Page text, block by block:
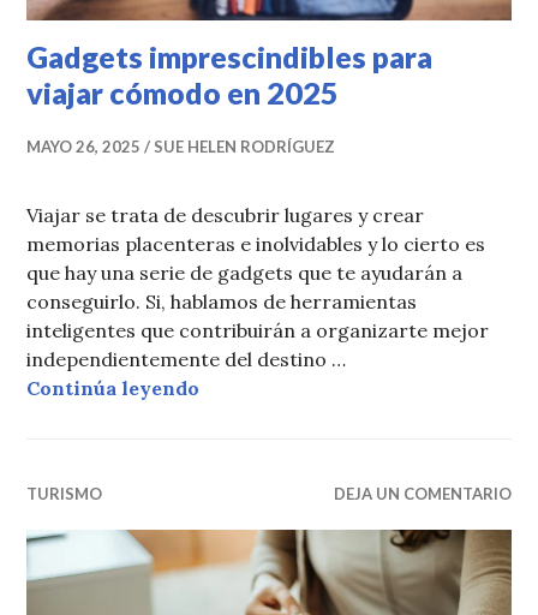
Gadgets imprescindibles para
viajar cómodo en 2025
MAYO 26, 2025 SUE HELEN RODRÍGUEZ
Viajar se trata de descubrir lugares y crear
memorias placenteras e inolvidables y lo cierto es
que hay una serie de gadgets que te ayudarán a
conseguirlo. Si, hablamos de herramientas
inteligentes que contribuirán a organizarte mejor
independientemente del destino …
Continúa leyendo
TURISMO DEJA UN COMENTARIO